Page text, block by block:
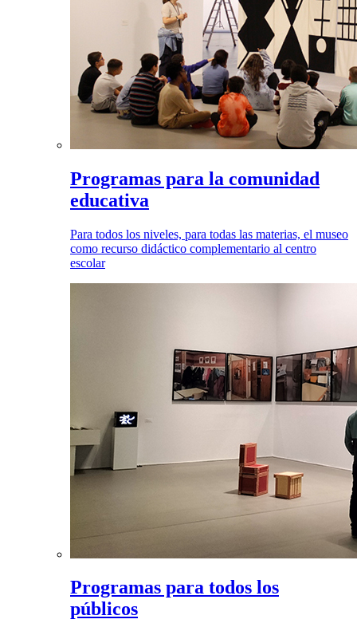
Programas para la comunidad
educativa
Para todos los niveles, para todas las materias, el museo
como recurso didáctico complementario al centro
escolar
Programas para todos los
públicos